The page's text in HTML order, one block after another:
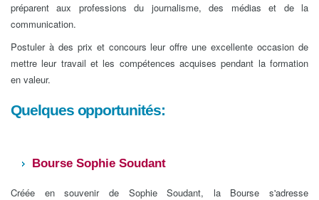
préparent aux professions du journalisme, des médias et de la
communication.
Postuler à des prix et concours leur offre une excellente occasion de
mettre leur travail et les compétences acquises pendant la formation
en valeur.
Quelques opportunités:
Bourse Sophie Soudant
Créée en souvenir de Sophie Soudant, la Bourse s'adresse